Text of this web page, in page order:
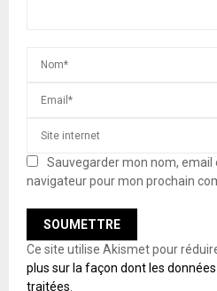
Sauvegarder mon nom,
navigateur pour mon prochain
Ce site utilise Akismet pour
plus sur la façon dont les
traitées